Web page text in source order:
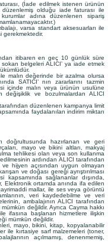
(İade edilmek istenen ürünün
olduğu iade faturası ile
adına düzenlenen sipariş
varsa standart aksesuarları ile
gerekmektedir.
itibaren en geç 10 günlük süre
belgeleri ALICI’ ya iade etmek
malın değerinde bir azalma olursa
SATICI’ nın zararlarını tazmin
içinde malın veya ürünün usulüne
değişiklik ve bozulmalardan ALICI
düzenlenen kampanya limit
faydalanılan indirim miktarı
doğrultusunda hazırlanan ve geri
mayo ve bikini altları, makyaj
tehlikesi olan veya son kullanma
ardından ALICI tarafından
ve hijyen açısından uygun olmayan
ve doğası gereği ayrıştırılması
kapsamında sağlananlar dışında,
Elektronik ortamda anında ifa edilen
mallar, ile ses veya görüntü
veri kaydedebilme ve veri
ambalajının ALICI tarafından
değildir. Ayrıca Cayma hakkı
ifasına başlanan hizmetlere ilişkin
mümkün değildir.
mayo, bikini, kitap, kopyalanabilir
ile kırtasiye sarf malzemeleri (toner,
açılmamış, denenmemiş,